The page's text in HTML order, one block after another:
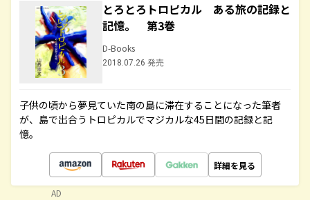
とろとろトロピカル ある旅の記録と
記憶。 第3巻
D-Books
2018.07.26 発売
子供の頃から夢見ていた南の島に滞在することになった筆者
が、島で出合うトロピカルでマジカルな45日間の記録と記
憶。
詳細を見る
AD